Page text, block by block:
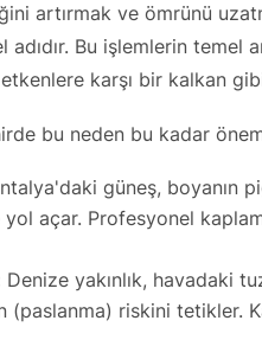
artırmak ve ömrünü
Bu işlemlerin temel
karşı bir kalkan
bu neden bu kadar
güneş, boyanın
açar. Profesyonel
Denize yakınlık, havadaki
riskini tetikler.